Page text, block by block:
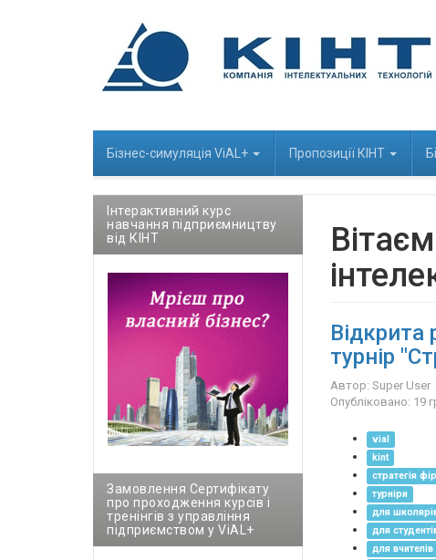
Бізнес-cимуляція ViAL+ Пропозиції КІНТ
Відкрита
турнір
Автор: Super User
Опубліковано: 19
vial
kint
стратегія
турніри
для
для
для вчителів
Інтерактивний курс
навчання підприємництву
від КІНТ
Замовлення Сертифікату
про проходження курсів і
тренінгів з управління
підприємством у ViAL+